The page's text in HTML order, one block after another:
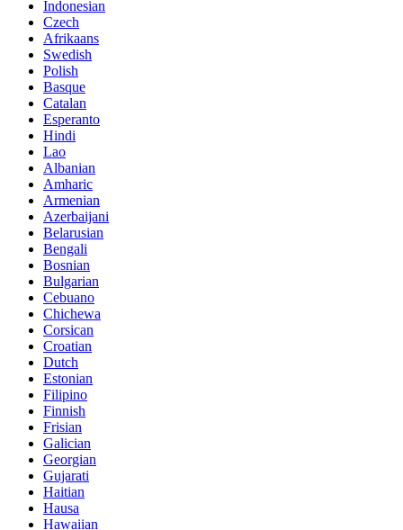
Indonesian
Czech
Afrikaans
Swedish
Polish
Basque
Catalan
Esperanto
Hindi
Lao
Albanian
Amharic
Armenian
Azerbaijani
Belarusian
Bengali
Bosnian
Bulgarian
Cebuano
Chichewa
Corsican
Croatian
Dutch
Estonian
Filipino
Finnish
Frisian
Galician
Georgian
Gujarati
Haitian
Hausa
Hawaiian